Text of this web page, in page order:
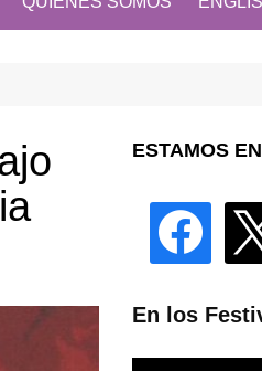
ESTAMOS
facebook
En los